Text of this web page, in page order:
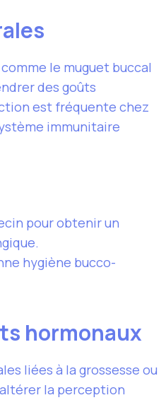
le muguet buccal
des goûts
est fréquente chez
immunitaire
pour obtenir un
hygiène bucco-
hormonaux
liées à la grossesse ou
la perception